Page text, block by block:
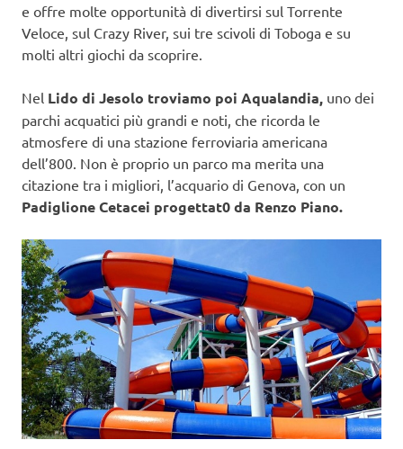
e offre molte opportunità di divertirsi sul Torrente
Veloce, sul Crazy River, sui tre scivoli di Toboga e su
molti altri giochi da scoprire.
Nel Lido di Jesolo troviamo poi Aqualandia, uno dei
parchi acquatici più grandi e noti, che ricorda le
atmosfere di una stazione ferroviaria americana
dell’800. Non è proprio un parco ma merita una
citazione tra i migliori, l’acquario di Genova, con un
Padiglione Cetacei progettat0 da Renzo Piano.